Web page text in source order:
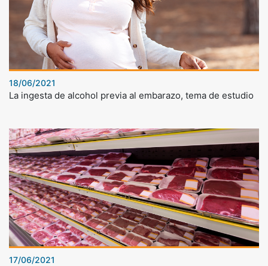
18/06/2021
La ingesta de alcohol previa al embarazo, tema de estudio
17/06/2021